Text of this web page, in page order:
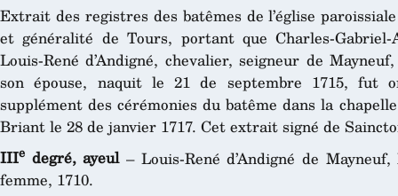
Extrait des registres des batêmes de l’église
et généralité de Tours, portant que Charles-Gabriel-
Louis-René d’Andigné, chevalier, seigneur de
son épouse, naquit le 21 de septembre 1715, fut
supplément des cérémonies du batême dans la
Briant le 28 de janvier 1717. Cet extrait signé de
IIIe degré, ayeul– Louis-René d’Andigné de
femme, 1710.